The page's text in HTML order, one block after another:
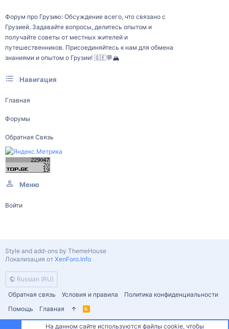
Форум про Грузию: Обсуждение всего, что связано с
Грузией. Задавайте вопросы, делитесь опытом и
получайте советы от местных жителей и
путешественников. Присоединяйтесь к нам для обмена
знаниями и опытом о Грузии! 🇬🇪💬🏔️
Навигация
Главная
Форумы
Обратная Связь
Меню
Войти
Russian (RU)
Обратная связь
Условия и правила
Политика конфиденциальности
Помощь
Главная
R
S
Style and add-ons by ThemeHouse
Локализация от XenForo.Info
На данном сайте используются файлы cookie, чтобы